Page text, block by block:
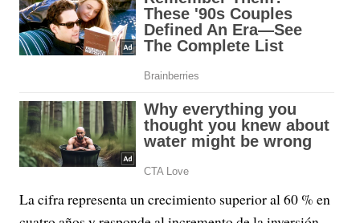
La cifra representa un crecimiento superior al 60 % en